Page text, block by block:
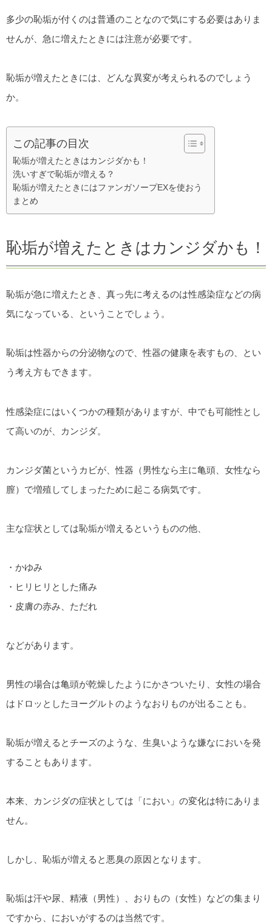
多少の恥垢が付くのは普通のことなので気にする必要はありま
せんが、急に増えたときには注意が必要です。
恥垢が増えたときには、どんな異変が考えられるのでしょう
か。
この記事の目次
恥垢が増えたときはカンジダかも！
洗いすぎで恥垢が増える？
恥垢が増えたときにはファンガソープEXを使おう
まとめ
恥垢が増えたときはカンジダかも！
恥垢が急に増えたとき、真っ先に考えるのは性感染症などの病
気になっている、ということでしょう。
恥垢は性器からの分泌物なので、性器の健康を表すもの、とい
う考え方もできます。
性感染症にはいくつかの種類がありますが、中でも可能性とし
て高いのが、カンジダ。
カンジダ菌というカビが、性器（男性なら主に亀頭、女性なら
膣）で増殖してしまったために起こる病気です。
主な症状としては恥垢が増えるというものの他、
・かゆみ
・ヒリヒリとした痛み
・皮膚の赤み、ただれ
などがあります。
男性の場合は亀頭が乾燥したようにかさついたり、女性の場合
はドロッとしたヨーグルトのようなおりものが出ることも。
恥垢が増えるとチーズのような、生臭いような嫌なにおいを発
することもあります。
本来、カンジダの症状としては「におい」の変化は特にありま
せん。
しかし、恥垢が増えると悪臭の原因となります。
恥垢は汗や尿、精液（男性）、おりもの（女性）などの集まり
ですから、においがするのは当然です。